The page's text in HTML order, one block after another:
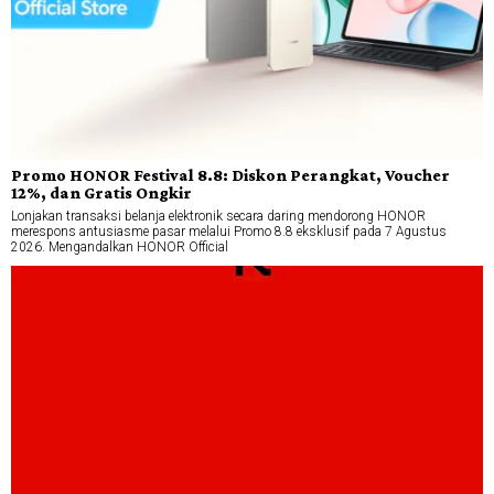
Promo HONOR Festival 8.8: Diskon Perangkat, Voucher
12%, dan Gratis Ongkir
Lonjakan transaksi belanja elektronik secara daring mendorong HONOR
merespons antusiasme pasar melalui Promo 8.8 eksklusif pada 7 Agustus
2026. Mengandalkan HONOR Official